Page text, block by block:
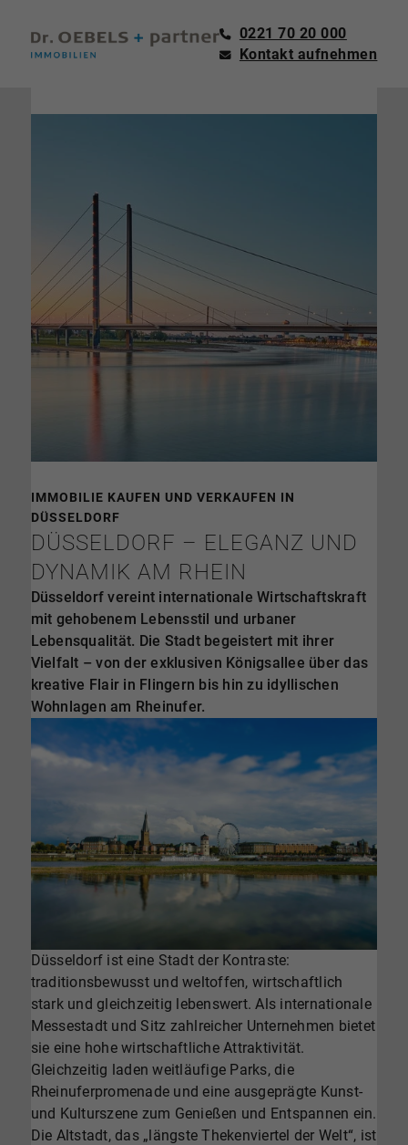
0221 70 20 000
Kontakt aufnehmen
IMMOBILIE KAUFEN UND VERKAUFEN IN
DÜSSELDORF
DÜSSELDORF – ELEGANZ UND
DYNAMIK AM RHEIN
Düsseldorf vereint internationale Wirtschaftskraft
mit gehobenem Lebensstil und urbaner
Lebensqualität. Die Stadt begeistert mit ihrer
Vielfalt – von der exklusiven Königsallee über das
kreative Flair in Flingern bis hin zu idyllischen
Wohnlagen am Rheinufer.
Düsseldorf ist eine Stadt der Kontraste:
traditionsbewusst und weltoffen, wirtschaftlich
stark und gleichzeitig lebenswert. Als internationale
Messestadt und Sitz zahlreicher Unternehmen bietet
sie eine hohe wirtschaftliche Attraktivität.
Gleichzeitig laden weitläufige Parks, die
Rheinuferpromenade und eine ausgeprägte Kunst-
und Kulturszene zum Genießen und Entspannen ein.
Die Altstadt, das „längste Thekenviertel der Welt“, ist